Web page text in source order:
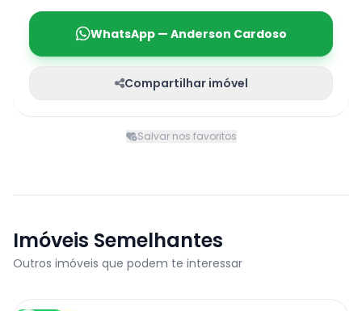
WhatsApp — Anderson Cardoso
Compartilhar imóvel
Salvar nos favoritos
Imóveis Semelhantes
Outros imóveis que podem te interessar